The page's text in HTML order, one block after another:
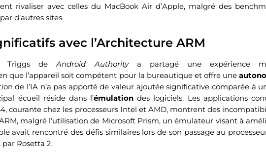
rivaliser avec celles du MacBook Air d’Apple, malgré des
d’autres sites.
avec l’Architecture ARM
Triggs deAndroid Authoritya partagé une expérience
que l’appareil soit compétent pour la bureautique et offre une
de l’IA n’a pas apporté de valeur ajoutée significative comparée à
écueil réside dans l’émulation des logiciels. Les applications
courante chez les processeurs Intel et AMD, montrent des
malgré l’utilisation de Microsoft Prism, un émulateur visant à
avait rencontré des défis similaires lors de son passage au
Rosetta 2.